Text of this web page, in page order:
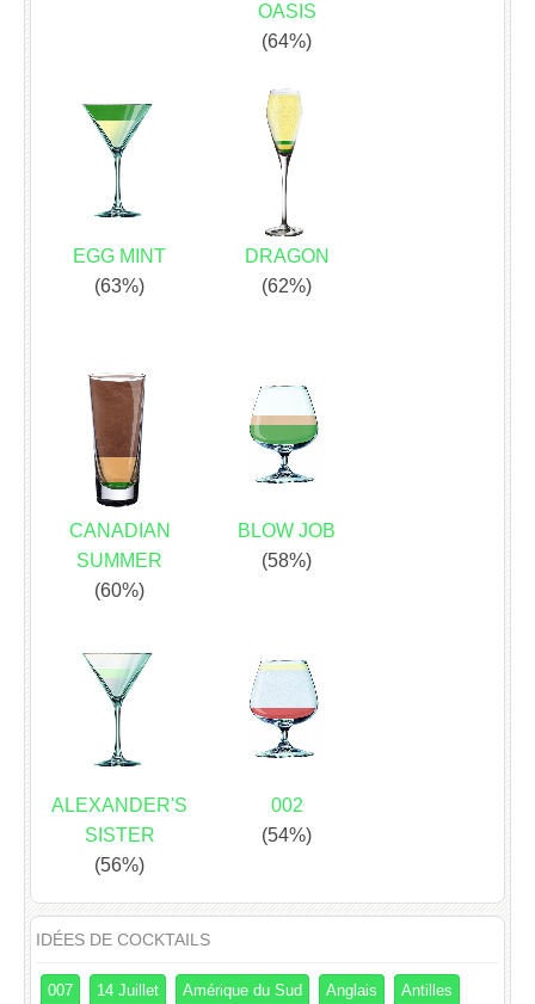
OASIS
(64%)
EGG MINT
(63%)
DRAGON
(62%)
CANADIAN
SUMMER
(60%)
BLOW JOB
(58%)
ALEXANDER'S
SISTER
(56%)
002
(54%)
IDÉES DE COCKTAILS
007 14 Juillet Amérique du Sud Anglais Antilles